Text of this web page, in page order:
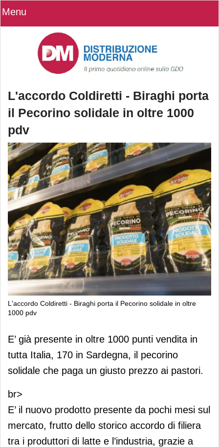
Menu
L'accordo Coldiretti - Biraghi porta
il Pecorino solidale in oltre 1000
pdv
L'accordo Coldiretti - Biraghi porta il Pecorino solidale in oltre
1000 pdv
L'accordo Coldiretti - Biraghi porta il
Pecorino solidale in oltre 1000 pdv
E’ già presente in oltre 1000 punti vendita in
tutta Italia, 170 in Sardegna, il pecorino
solidale che paga un giusto prezzo ai pastori.
br>
E’ il nuovo prodotto presente da pochi mesi sul
mercato, frutto dello storico accordo di filiera
tra i produttori di latte e l’industria, grazie a